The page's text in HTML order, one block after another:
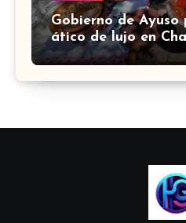
Gobierno de
ático de lujo en
comprarlo por 6,3